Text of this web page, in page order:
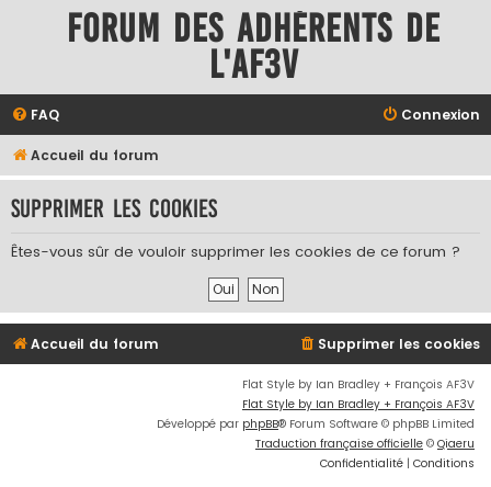
Forum des adhérents de
l'AF3V
FAQ Connexion
Accueil du forum
Supprimer les cookies
Êtes-vous sûr de vouloir supprimer les cookies de ce forum ?
Accueil du forum Supprimer les cookies
Flat Style by Ian Bradley + François AF3V
Flat Style by Ian Bradley + François AF3V
Développé par phpBB® Forum Software © phpBB Limited
Traduction française officielle © Qiaeru
Confidentialité | Conditions